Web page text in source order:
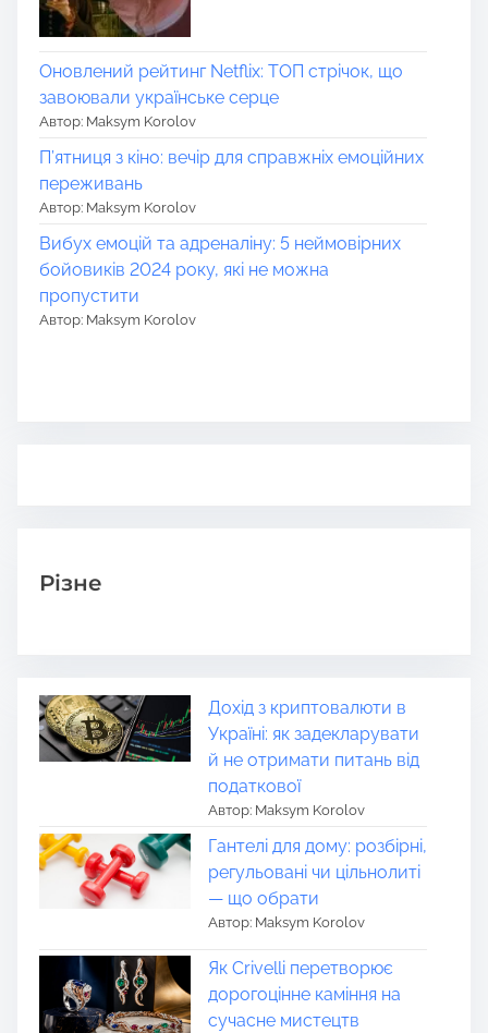
Оновлений рейтинг Netflix: ТОП стрічок, що
завоювали українське серце
Автор: Maksym Korolov
П’ятниця з кіно: вечір для справжніх емоційних
переживань
Автор: Maksym Korolov
Вибух емоцій та адреналіну: 5 неймовірних
бойовиків 2024 року, які не можна
пропустити
Автор: Maksym Korolov
Різне
Дохід з криптовалюти в
Україні: як задекларувати
й не отримати питань від
податкової
Автор: Maksym Korolov
Гантелі для дому: розбірні,
регульовані чи цільнолиті
— що обрати
Автор: Maksym Korolov
Як Crivelli перетворює
дорогоцінне каміння на
сучасне мистецтв